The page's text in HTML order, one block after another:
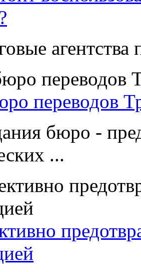
агентства
переводов
бюро -
...